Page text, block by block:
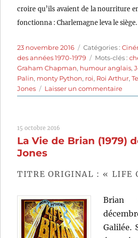
croire qu’ils avaient de la nourriture
fonctionna : Charlemagne leva le siège.
Publié
le
23 novembre 2016 Catégories
Catégories :
des années 1970-1979
Étiquettes
Mots-clés :
Graham Chapman, humour anglais,
Palin, monty Python, roi, Roi Arthur,
Jones
Laisser un commentairesur
Terry
Terry
15 octobre 2016
La Vie de Brian (1979)
Jones
TITRE ORIGINAL : « LIFE
Galilée.